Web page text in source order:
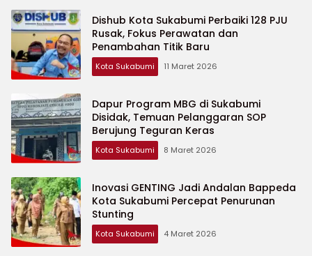
Dishub Kota Sukabumi Perbaiki 128 PJU
Rusak, Fokus Perawatan dan
Penambahan Titik Baru
Kota Sukabumi 11 Maret 2026
Dapur Program MBG di Sukabumi
Disidak, Temuan Pelanggaran SOP
Berujung Teguran Keras
Kota Sukabumi 8 Maret 2026
Inovasi GENTING Jadi Andalan Bappeda
Kota Sukabumi Percepat Penurunan
Stunting
Kota Sukabumi 4 Maret 2026